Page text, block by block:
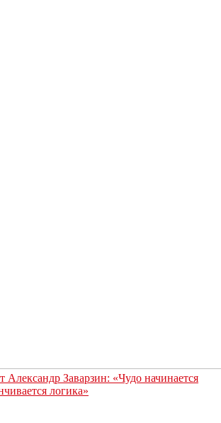
Александр Заварзин: «Чудо начинается
логика»